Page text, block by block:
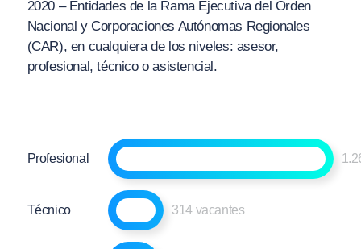
2020 – Entidades de la Rama Ejecutiva del Orden
Nacional y Corporaciones Autónomas Regionales
(CAR), en cualquiera de los niveles: asesor,
profesional, técnico o asistencial.
Profesional
Técnico 314 vacantes